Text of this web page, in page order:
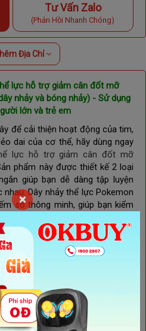
Tư Vấn Zalo
(Phản Hồi Nhanh Chóng)
Địa Chỉ
lực hỗ trợ giảm cân đốt mỡ
nhảy và bóng nhảy) - Sử dụng
lớn và trẻ em
để cải thiện hoạt động của tim,
dai của cơ thể, hãy dùng ngay
lực hỗ trợ giảm cân đốt mỡ
phẩm này được thiết kế 2 loại
giúp bạn dễ dàng tập luyện
Dây nhảy thể lực Pokemon
số thông minh, giúp bạn kiểm
vì có tính ứng dụng cao, có thiết
phải chăng.
×